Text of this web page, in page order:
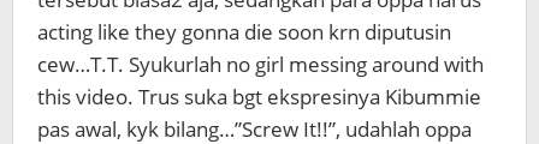
acting like they gonna die soon krn diputusin
cew…T.T. Syukurlah no girl messing around with
this video. Trus suka bgt ekspresinya Kibummie
pas awal, kyk bilang…”Screw It!!”, udahlah oppa